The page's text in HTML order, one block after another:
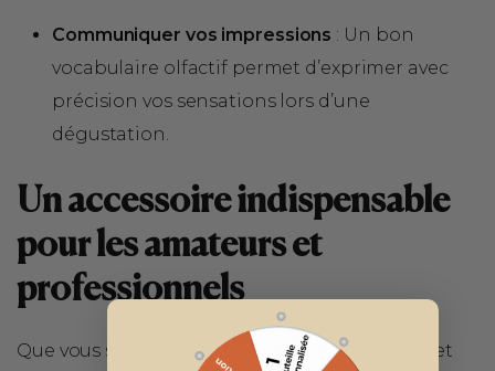
Communiquer vos impressions : Un bon
vocabulaire olfactif permet d’exprimer avec
précision vos sensations lors d’une
dégustation.
Un accessoire indispensable
pour les amateurs et
professionnels
Que vous soyez novice ou connaisseur, le coffret